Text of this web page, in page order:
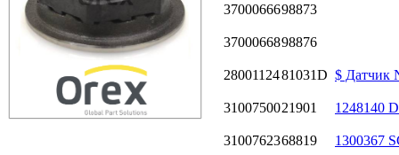
3700066698873
3700066898876
2800112481031D $ Датчик
3100750021901 1248140
3100762368819 1300367